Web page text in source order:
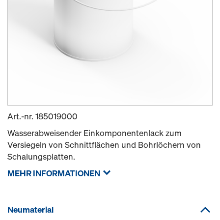
Art.-nr. 185019000
Wasserabweisender Einkomponentenlack zum
Versiegeln von Schnittflächen und Bohrlöchern von
Schalungsplatten.
MEHR INFORMATIONEN
Neumaterial